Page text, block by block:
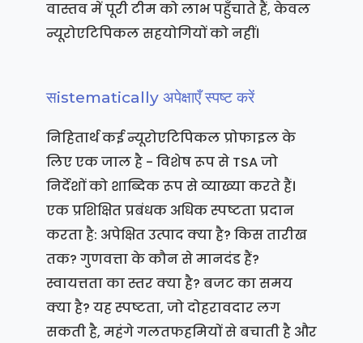
वास्तव में पूरी टीम को लाभ पहुँचाते हैं, केवल
न्यूरोएटिपिकल सहयोगियों को नहीं।
सistematically अपेक्षाएँ स्पष्ट करें
निहितार्थ कई न्यूरोएटिपिकल प्रोफाइल के
लिए एक जाल है - विशेष रूप से TSA जो
निर्देशों को शाब्दिक रूप से व्याख्या करते हैं।
एक प्रशिक्षित प्रबंधक अधिक स्पष्टता प्रदान
करता है: अपेक्षित उत्पाद क्या है? किस तारीख
तक? गुणवत्ता के कौन से मानदंड हैं?
स्वायत्तता का स्तर क्या है? बजट का समय
क्या है? यह स्पष्टता, जो दोहरावदार लग
सकती है, महंगे गलतफहमियों से बचाती है और